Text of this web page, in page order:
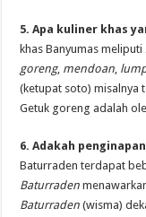
5. Apa kuliner khas
khas Banyumas meliputi
goreng, mendoan,
(ketupat soto) misalnya
Getuk goreng adalah
6. Adakah
Baturraden terdapat
Baturraden
Baturraden (wisma)